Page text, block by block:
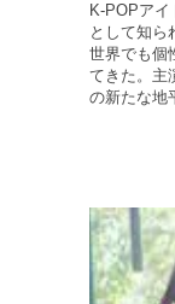
K-POPアイ
として知ら
世界でも個
てきた。主
の新たな